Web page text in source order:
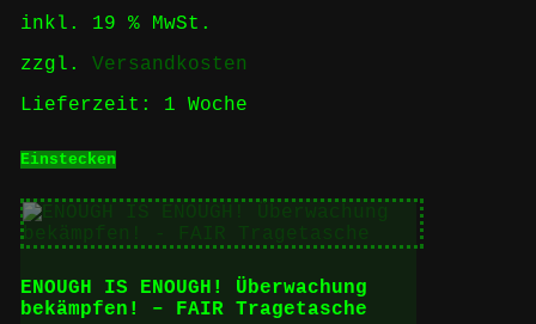
inkl. 19 % MwSt.
zzgl. Versandkosten
Lieferzeit: 1 Woche
Einstecken
ENOUGH IS ENOUGH! Überwachung
bekämpfen! – FAIR Tragetasche